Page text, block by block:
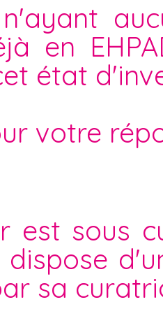
en
état
votre
est sous
dispose
sa